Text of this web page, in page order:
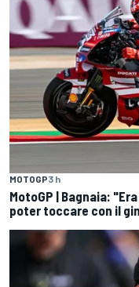
MOTOGP3 h
MotoGP | Bagnaia:
poter toccare con il